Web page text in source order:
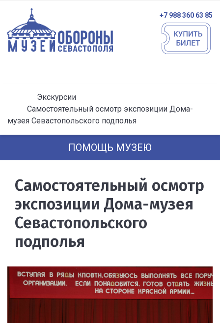
+7 988 360 63 85
Экскурсии
Самостоятельный осмотр экспозиции Дома-
музея Севастопольского подполья
ПОМОЩЬ МУЗЕЮ
Самостоятельный осмотр
экспозиции Дома-музея
Севастопольского
подполья